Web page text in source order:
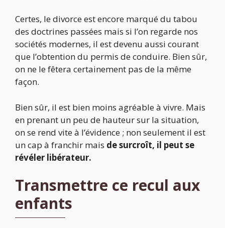
Certes, le divorce est encore marqué du tabou
des doctrines passées mais si l’on regarde nos
sociétés modernes, il est devenu aussi courant
que l’obtention du permis de conduire. Bien sûr,
on ne le fêtera certainement pas de la même
façon.
Bien sûr, il est bien moins agréable à vivre. Mais
en prenant un peu de hauteur sur la situation,
on se rend vite à l’évidence ; non seulement il est
un cap à franchir mais de surcroît, il peut se
révéler libérateur.
Transmettre ce recul aux
enfants